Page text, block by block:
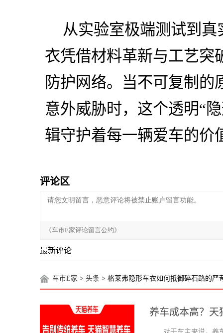
从实验室极端测试到
衣凭借材料革新与工艺突
防护网络。当不可复制
意外威胁时，这个透明“
辑守护着每一辆爱车的价
评论区
最新评论
车市E家 > 头条 > 格莱弗隐形车衣如何抵御碎石路的严
养车成本高？天